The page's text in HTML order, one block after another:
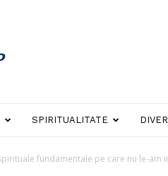
SPIRITUALITATE
fundamentale pe care nu le-am